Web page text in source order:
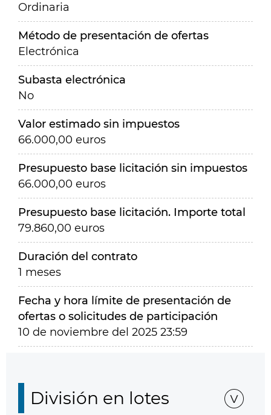
Ordinaria
Método de presentación de ofertas
Electrónica
Subasta electrónica
No
Valor estimado sin impuestos
66.000,00 euros
Presupuesto base licitación sin impuestos
66.000,00 euros
Presupuesto base licitación. Importe total
79.860,00 euros
Duración del contrato
1 meses
Fecha y hora límite de presentación de
ofertas o solicitudes de participación
10 de noviembre del 2025 23:59
División en lotes